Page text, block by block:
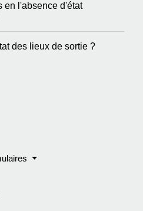
en l'absence d'état
des lieux de sortie ?